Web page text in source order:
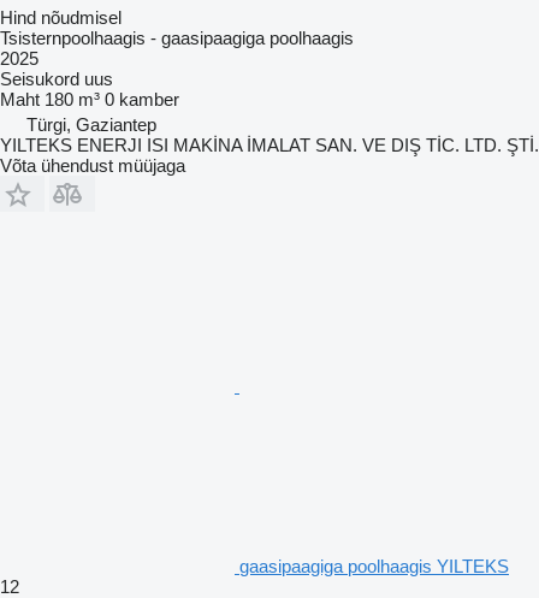
Hind nõudmisel
Tsisternpoolhaagis - gaasipaagiga poolhaagis
2025
Seisukord uus
Maht 180 m³ 0 kamber
Türgi, Gaziantep
YILTEKS ENERJI ISI MAKİNA İMALAT SAN. VE DIŞ TİC. LTD. ŞTİ.
Võta ühendust müüjaga
gaasipaagiga poolhaagis YILTEKS
12